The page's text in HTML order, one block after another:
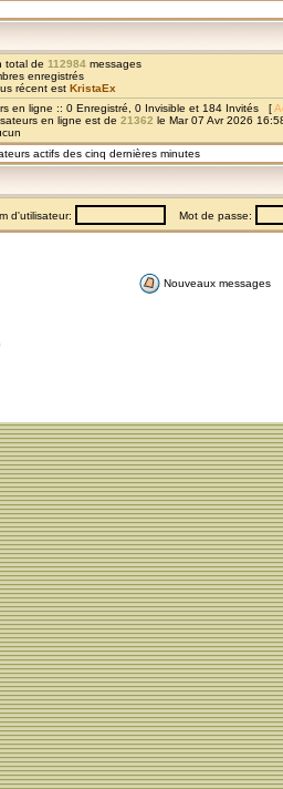
total de 112984 messages
enregistrés
récent est KristaEx
en ligne :: 0 Enregistré, 0 Invisible et 184 Invités [
en ligne est de 21362 le Mar 07 Avr 2026
actifs des cinq dernières minutes
d'utilisateur: Mot de passe:
Nouveaux messages